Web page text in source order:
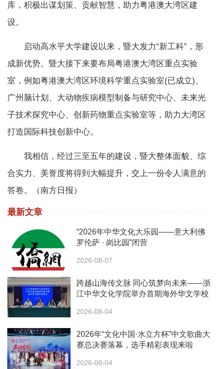
库，积极出谋划策、贡献智慧，助力粤港澳大湾区建
设。
启动高水平大学建设以来，暨大发力“新工科”，形
成新优势。暨大接下来要布局粤港澳大湾区重点实验
室，例如粤港澳大湾区环境科学重点实验室(已成立)、
广州脑计划、大动物疾病模型制备与研究中心、未来光
子技术探究中心、创新药物重点实验室等，助力大湾区
打造国际科技创新中心。
我相信，经过三至五年的建设，暨大整体面貌、综
合实力、美誉度将得到大幅提升，交上一份令人满意的
答卷。（南方日报）
最新文章
“2026年中华文化大乐园——意大利佛
罗伦萨 · 岗比园”闭营
2026-08-07
跨越山海传文脉 同心筑梦向未来——浙
江中华文化学院举办首期海外华文学校
2026-08-04
2026年“文化中国·水立方杯”中文歌曲大
赛总决赛落幕，选手精彩表现来啦
2026-08-04